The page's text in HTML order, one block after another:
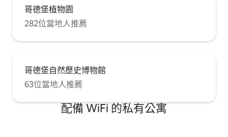
哥德堡植物園
282位當地人推薦
哥德堡自然歷史博物館
63位當地人推薦
配備 WiFi 的私有公寓